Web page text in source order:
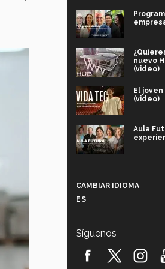
nuevo
(video)
El
(video)
Aula
robótica
CAMBIAR IDIOMA
ES
Síguenos